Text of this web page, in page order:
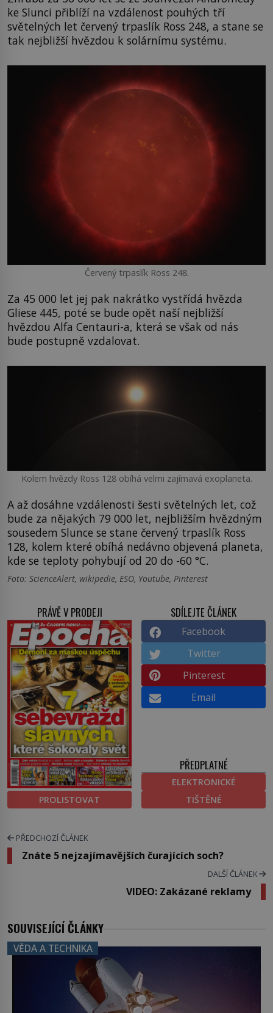
ke Slunci přiblíží na vzdálenost pouhých tří
světelných let červený trpaslík Ross 248, a stane se
tak nejbližší hvězdou k solárnímu systému.
Červený trpaslík Ross 248.
Za 45 000 let jej pak nakrátko vystřídá hvězda
Gliese 445, poté se bude opět naší nejbližší
hvězdou Alfa Centauri-a, která se však od nás
bude postupně vzdalovat.
Kolem hvězdy Ross 128 obíhá velmi zajímavá exoplaneta.
A až dosáhne vzdálenosti šesti světelných let, což
bude za nějakých 79 000 let, nejbližším hvězdným
sousedem Slunce se stane červený trpaslík Ross
128, kolem které obíhá nedávno objevená planeta,
kde se teploty pohybují od 20 do -60 °C.
Foto: ScienceAlert, wikipedie, ESO, Youtube, Pinterest
PRÁVĚ V PRODEJI
PROLISTOVAT
SDÍLEJTE ČLÁNEK
Facebook
Twitter
Pinterest
Email
PŘEDPLATNÉ
ELEKTRONICKÉ
TIŠTĚNÉ
PŘEDCHOZÍ ČLÁNEK
Znáte 5 nejzajímavějších čurajících soch?
DALŠÍ ČLÁNEK
VIDEO: Zakázané reklamy
SOUVISEJÍCÍ ČLÁNKY
VĚDA A TECHNIKA